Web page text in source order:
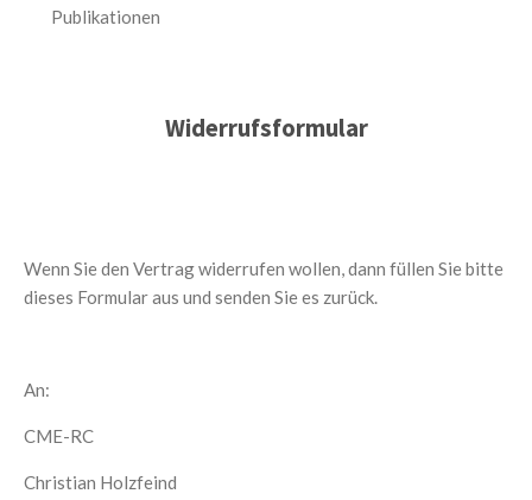
Publikationen
Widerrufsformular
Wenn Sie den Vertrag widerrufen wollen, dann füllen Sie bitte
dieses Formular aus und senden Sie es zurück.
An:
CME-RC
Christian Holzfeind